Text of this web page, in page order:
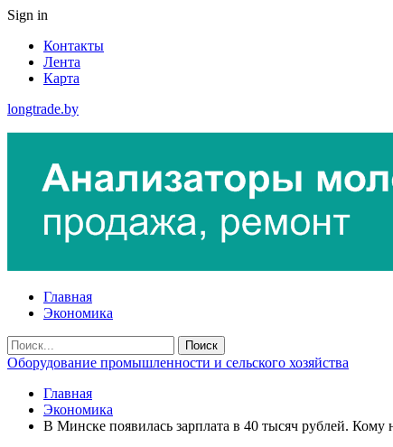
Sign in
Контакты
Лента
Карта
longtrade.by
Главная
Экономика
Оборудование промышленности и сельского хозяйства
Главная
Экономика
В Минске появилась зарплата в 40 тысяч рублей. Кому